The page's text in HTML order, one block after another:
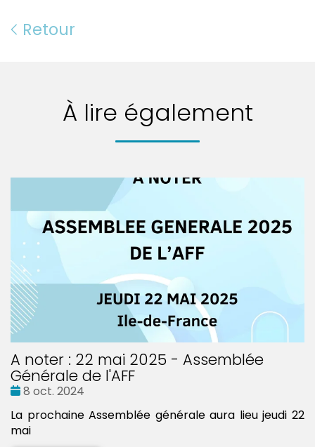
Retour
À lire également
A noter : 22 mai 2025 - Assemblée
Générale de l'AFF
Date
8 oct. 2024
La prochaine Assemblée générale aura lieu jeudi 22
mai